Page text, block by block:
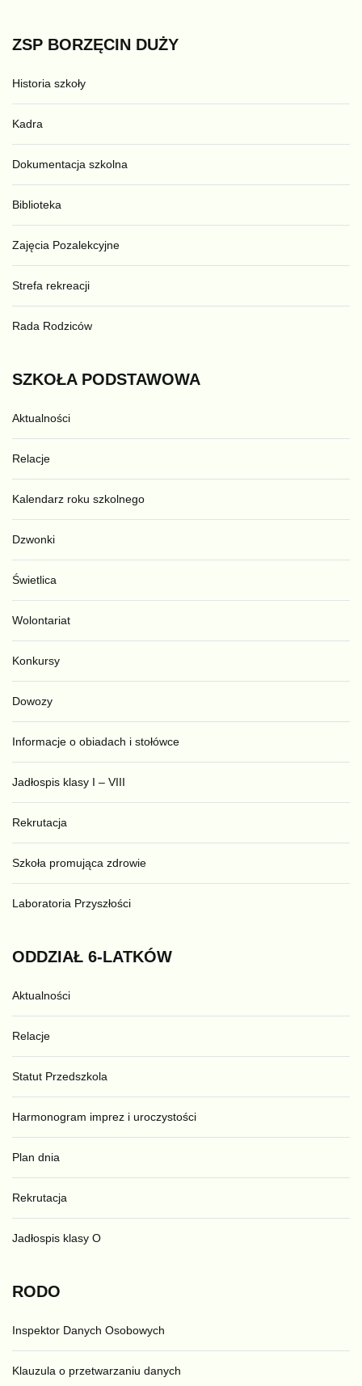
ZSP BORZĘCIN DUŻY
Historia szkoły
Kadra
Dokumentacja szkolna
Biblioteka
Zajęcia Pozalekcyjne
Strefa rekreacji
Rada Rodziców
SZKOŁA PODSTAWOWA
Aktualności
Relacje
Kalendarz roku szkolnego
Dzwonki
Świetlica
Wolontariat
Konkursy
Dowozy
Informacje o obiadach i stołówce
Jadłospis klasy I – VIII
Rekrutacja
Szkoła promująca zdrowie
Laboratoria Przyszłości
ODDZIAŁ 6-LATKÓW
Aktualności
Relacje
Statut Przedszkola
Harmonogram imprez i uroczystości
Plan dnia
Rekrutacja
Jadłospis klasy O
RODO
Inspektor Danych Osobowych
Klauzula o przetwarzaniu danych